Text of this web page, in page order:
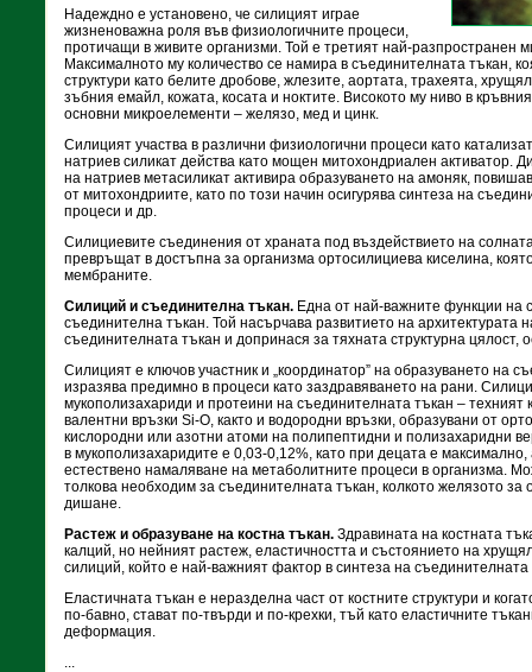
Надеждно е установено, че силицият играе
жизненоважна роля във физиологичните процеси,
протичащи в живите организми. Той е третият най-разпространен
Максималното му количество се намира в съединителната тъкан,
структури като белите дробове, жлезите, аортата, трахеята,
зъбния емайл, кожата, косата и ноктите. Високото му ниво в
основни микроелементи – желязо, мед и цинк.
Силицият участва в различни физиологични процеси като
натриев силикат действа като мощен митохондриален активатор.
на натриев метасиликат активира образуването на амоняк,
от митохондриите, като по този начин осигурява синтеза на
процеси и др.
Силициевите съединения от храната под въздействието на
превръщат в достъпна за организма ортосилициева киселина,
мембраните.
Силиций и съединителна тъкан. Една от най-важните функции на
съединителна тъкан. Той насърчава развитието на архитектурата
съединителната тъкан и допринася за тяхната структурна цялост,
Силицият е ключов участник и „координатор” на образуването на
изразява предимно в процеси като заздравяването на рани.
мукополизахариди и протеини на съединителната тъкан – техният
валентни връзки Si-O, както и водородни връзки, образувани от
кислородни или азотни атоми на полипептидни и полизахаридни
в мукополизахаридите е 0,03-0,12%, като при децата е
естествено намаляване на метаболитните процеси в организма.
толкова необходим за съединителната тъкан, колкото желязото за
дишане.
Растеж и образуване на костна тъкан. Здравината на костната
калций, но нейният растеж, еластичността и състоянието на
силиций, който е най-важният фактор в синтеза на
Еластичната тъкан е неразделна част от костните структури и
по-бавно, стават по-твърди и по-крехки, тъй като еластичните
деформация.
...